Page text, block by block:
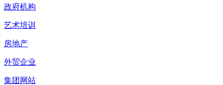
政府机构
艺术培训
房地产
外贸企业
集团网站